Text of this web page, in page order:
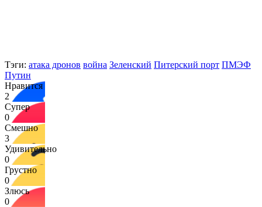
Тэги: атака дронов война Зеленский Питерский порт ПМЭФ
Путин
Нравится
2
Супер
0
Смешно
3
Удивительно
0
Грустно
0
Злюсь
0